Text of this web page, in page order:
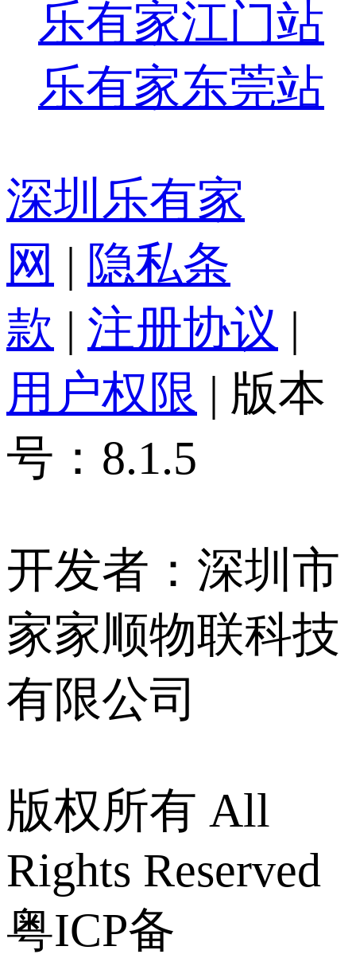
乐有家江门站
乐有家东莞站
深圳乐有家
网 | 隐私条
款 | 注册协议 |
用户权限 | 版本
号：8.1.5
开发者：深圳市
家家顺物联科技
有限公司
版权所有 All
Rights Reserved
粤ICP备